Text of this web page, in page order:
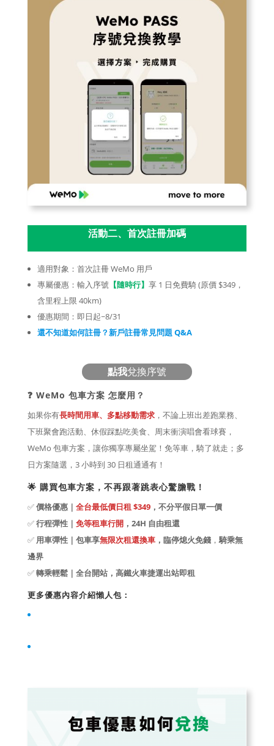
活動二、首次註冊加碼
適用對象：首次註冊 WeMo 用戶
專屬優惠：輸入序號【隨時行】 享 1 日免費騎 (原價 $349，
含里程上限 40km)
優惠期間：即日起~8/31
還不知道如何註冊？新戶註冊常見問題 Q&A
點我兌換序號
❓ WeMo 包車方案 怎麼用？
如果你有長時間用車、多點移動需求，不論上班出差跑業務、
下班聚會跑活動、休假踩點吃美食、周末衝演唱會看球賽，
WeMo 包車方案，讓你獨享專屬坐駕！免等車，騎了就走；多
日方案隨選，3 小時到 30 日租通通有！
🌟 購買包車方案，不再跟著跳表心驚膽戰！
✅價格優惠｜ 全台最低價日租 $349， 不分平假日單一價
✅行程彈性｜ 免等租車行開，24H 自由租還
✅ 用車彈性｜包車享無限次租還換車，臨停熄火免錢，騎乘無
邊界
✅轉乘輕鬆｜全台開站，高鐵火車捷運出站即租
更多優惠內容介紹懶人包：